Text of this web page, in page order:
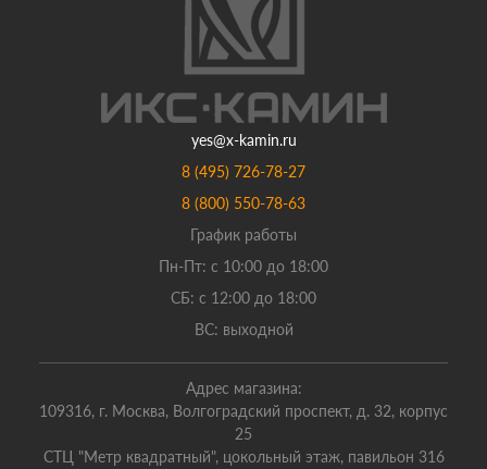
yes@x-kamin.ru
8 (495) 726-78-27
8 (800) 550-78-63
График работы
Пн-Пт: с 10:00 до 18:00
СБ: с 12:00 до 18:00
ВС: выходной
Адрес магазина:
109316, г. Москва, Волгоградский проспект, д. 32, корпус
25
СТЦ "Метр квадратный", цокольный этаж, павильон 316